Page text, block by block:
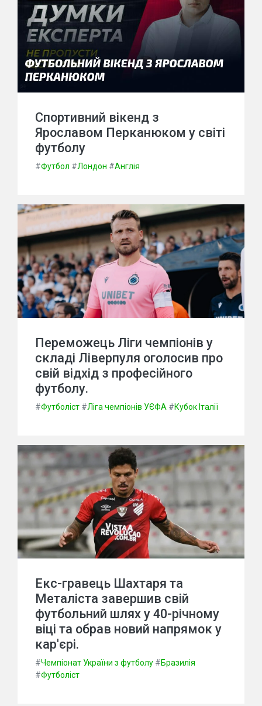
Спортивний вікенд з
Ярославом Перканюком у світі
футболу
#Футбол #Лондон #Англія
Переможець Ліги чемпіонів у
складі Ліверпуля оголосив про
свій відхід з професійного
футболу.
#Футболіст #Ліга чемпіонів УЄФА #Кубок Італії
Екс-гравець Шахтаря та
Металіста завершив свій
футбольний шлях у 40-річному
віці та обрав новий напрямок у
кар'єрі.
#Чемпіонат України з футболу #Бразилія
#Футболіст